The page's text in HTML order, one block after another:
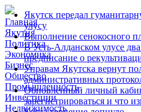
Главная
Якутия
Политика
Экономика
Бизнес
Общество
Промышленность
Инвестиции
Недвижимость
Якутск передал
улусу
Выполнение сенокосного
В Усть-Алданском улусе
предписание о
Управам Якутска вернут
административных
Обновленный личный
зарегистрироваться и что